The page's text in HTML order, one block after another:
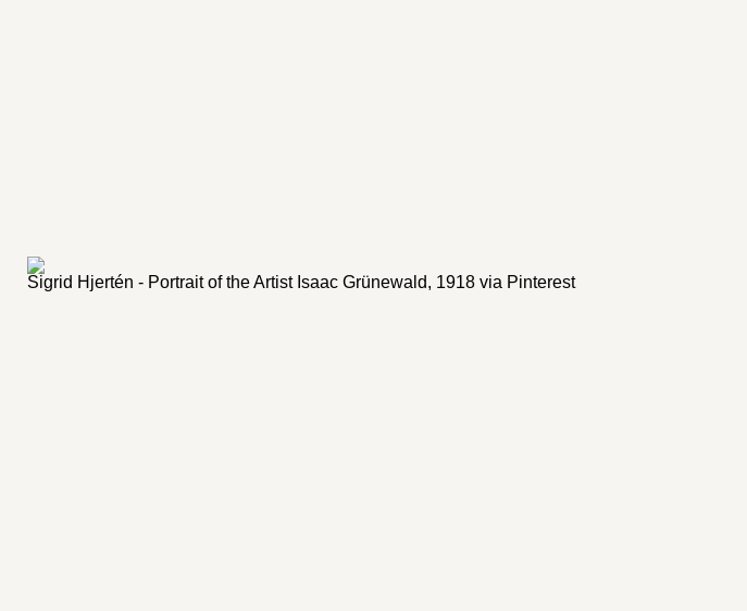
Sigrid Hjertén - Portrait of the Artist Isaac Grünewald, 1918 via Pinterest